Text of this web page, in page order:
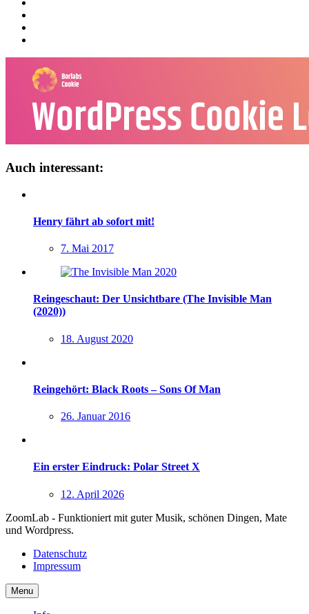
Auch interessant:
Henry fährt ab sofort mit!
7. Mai 2017
Reingeschaut: Der Unsichtbare (The Invisible Man
(2020))
18. August 2020
Reingehört: Black Roots – Sons Of Man
26. Januar 2016
Ein erster Eindruck: Polar Street X
12. April 2026
ZoomLab - Funktioniert mit guter Musik, schönen Dingen, Mate
und Wordpress.
Datenschutz
Impressum
Menu